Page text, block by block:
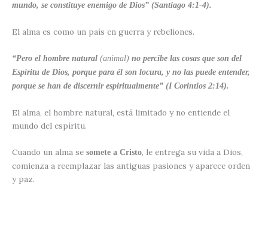
mundo, se constituye enemigo de Dios” (Santiago 4:1-4).
El alma es como un país en guerra y rebeliones.
“Pero el hombre natural (animal) no percibe las cosas que son del
Espíritu de Dios, porque para él son locura, y no las puede entender,
porque se han de discernir espiritualmente” (I Corintios 2:14).
El alma, el hombre natural, está limitado y no entiende el
mundo del espíritu.
Cuando un alma se somete a Cristo, le entrega su vida a Dios,
comienza a reemplazar las antiguas pasiones y aparece orden
y paz.